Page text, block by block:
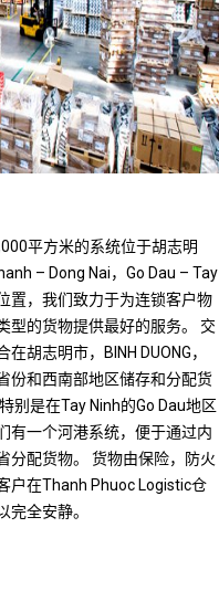
平方米的系统位于胡志明
– Dong Nai，Go Dau – Tay
置，我们致力于为连锁客户物
型的货物提供最好的服务。 交
在胡志明市，BINH DUONG，
份和西南部地区储存和分配货
别是在Tay Ninh的Go Dau地区
有一个河港系统，便于通过内
分配货物。 货物由保险，防火
户在Thanh Phuoc Logistic仓
完全安静。